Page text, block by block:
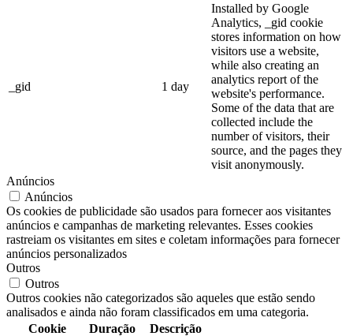
_gid 1 day
Installed by Google
Analytics, _gid cookie
stores information on how
visitors use a website,
while also creating an
analytics report of the
website's performance.
Some of the data that are
collected include the
number of visitors, their
source, and the pages they
visit anonymously.
Anúncios
Anúncios
Os cookies de publicidade são usados para fornecer aos visitantes
anúncios e campanhas de marketing relevantes. Esses cookies
rastreiam os visitantes em sites e coletam informações para fornecer
anúncios personalizados
Outros
Outros
Outros cookies não categorizados são aqueles que estão sendo
analisados e ainda não foram classificados em uma categoria.
Cookie
Duração
Descrição